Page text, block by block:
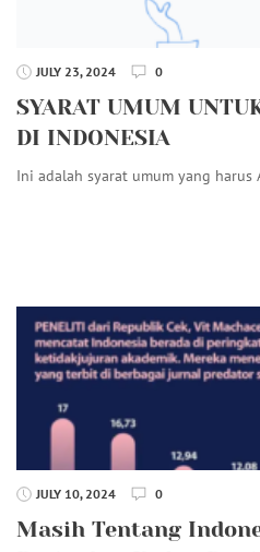
JULY 23, 2024 0
SYARAT UMUM
DI INDONESIA
Ini adalah syarat umum yang
JULY 10, 2024 0
Masih Tentang